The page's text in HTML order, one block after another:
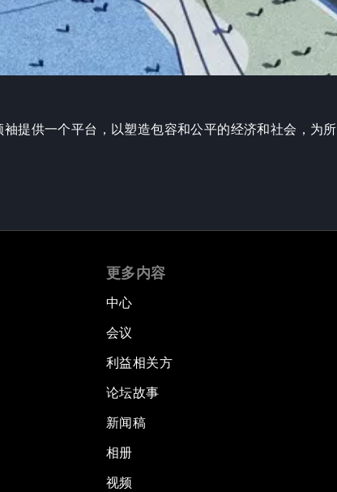
提供一个平台，以塑造包容和公平的经济和社会，为所
更多内容
中心
会议
利益相关方
论坛故事
新闻稿
相册
视频